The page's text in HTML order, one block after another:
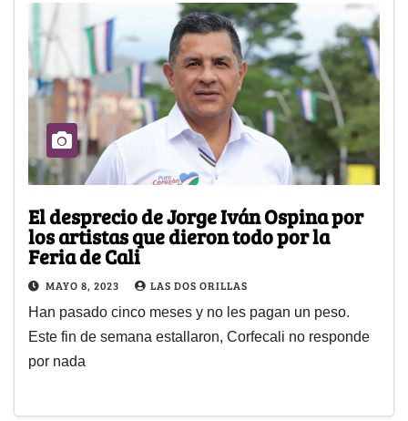
El desprecio de Jorge Iván Ospina por
los artistas que dieron todo por la
Feria de Cali
MAYO 8, 2023 LAS DOS ORILLAS
Han pasado cinco meses y no les pagan un peso.
Este fin de semana estallaron, Corfecali no responde
por nada